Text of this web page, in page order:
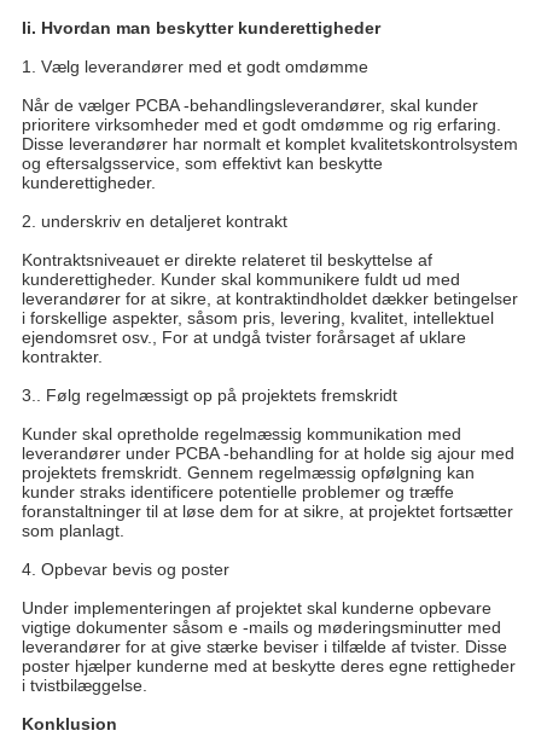
Ii. Hvordan man beskytter kunderettigheder
1. Vælg leverandører med et godt omdømme
Når de vælger PCBA -behandlingsleverandører, skal kunder
prioritere virksomheder med et godt omdømme og rig erfaring.
Disse leverandører har normalt et komplet kvalitetskontrolsystem
og eftersalgsservice, som effektivt kan beskytte
kunderettigheder.
2. underskriv en detaljeret kontrakt
Kontraktsniveauet er direkte relateret til beskyttelse af
kunderettigheder. Kunder skal kommunikere fuldt ud med
leverandører for at sikre, at kontraktindholdet dækker betingelser
i forskellige aspekter, såsom pris, levering, kvalitet, intellektuel
ejendomsret osv., For at undgå tvister forårsaget af uklare
kontrakter.
3.. Følg regelmæssigt op på projektets fremskridt
Kunder skal opretholde regelmæssig kommunikation med
leverandører under PCBA -behandling for at holde sig ajour med
projektets fremskridt. Gennem regelmæssig opfølgning kan
kunder straks identificere potentielle problemer og træffe
foranstaltninger til at løse dem for at sikre, at projektet fortsætter
som planlagt.
4. Opbevar bevis og poster
Under implementeringen af ​​projektet skal kunderne opbevare
vigtige dokumenter såsom e -mails og møderingsminutter med
leverandører for at give stærke beviser i tilfælde af tvister. Disse
poster hjælper kunderne med at beskytte deres egne rettigheder
i tvistbilæggelse.
Konklusion